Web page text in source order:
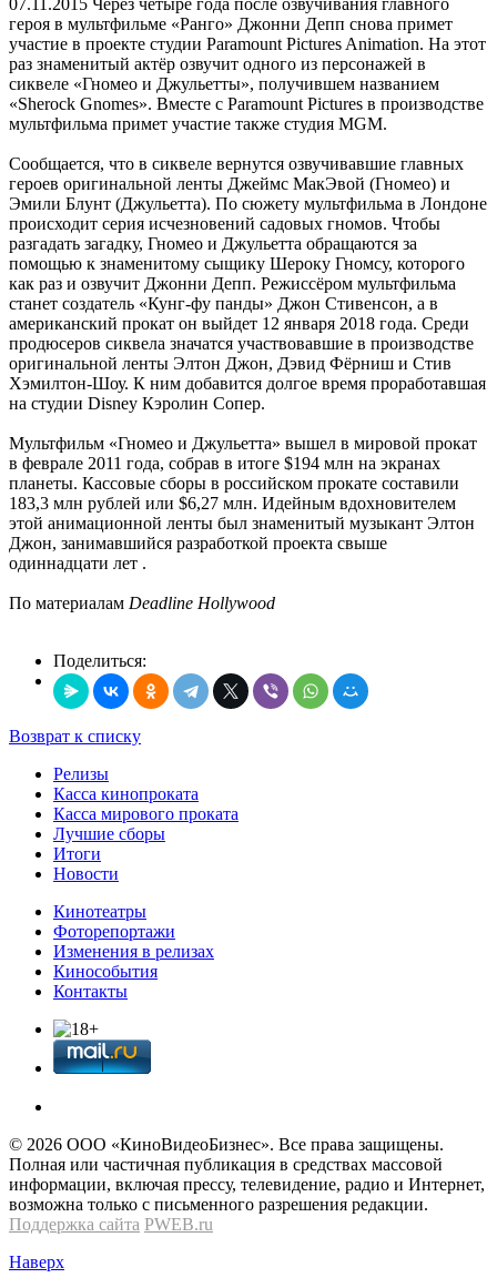
героя в мультфильме «Ранго» Джонни Депп снова примет
участие в проекте студии Paramount Pictures Animation. На этот
раз знаменитый актёр озвучит одного из персонажей в
сиквеле «Гномео и Джульетты», получившем названием
«Sherock Gnomes». Вместе с Paramount Pictures в производстве
мультфильма примет участие также студия MGM.
Сообщается, что в сиквеле вернутся озвучивавшие главных
героев оригинальной ленты Джеймс МакЭвой (Гномео) и
Эмили Блунт (Джульетта). По сюжету мультфильма в Лондоне
происходит серия исчезновений садовых гномов. Чтобы
разгадать загадку, Гномео и Джульетта обращаются за
помощью к знаменитому сыщику Шероку Гномсу, которого
как раз и озвучит Джонни Депп. Режиссёром мультфильма
станет создатель «Кунг-фу панды» Джон Стивенсон, а в
американский прокат он выйдет 12 января 2018 года. Среди
продюсеров сиквела значатся участвовавшие в производстве
оригинальной ленты Элтон Джон, Дэвид Фёрниш и Стив
Хэмилтон-Шоу. К ним добавится долгое время проработавшая
на студии Disney Кэролин Сопер.
Мультфильм «Гномео и Джульетта» вышел в мировой прокат
в феврале 2011 года, собрав в итоге $194 млн на экранах
планеты. Кассовые сборы в российском прокате составили
183,3 млн рублей или $6,27 млн. Идейным вдохновителем
этой анимационной ленты был знаменитый музыкант Элтон
Джон, занимавшийся разработкой проекта свыше
одиннадцати лет .
По материалам Deadline Hollywood
Поделиться:
Возврат к списку
Релизы
Касса кинопроката
Касса мирового проката
Лучшие сборы
Итоги
Новости
Кинотеатры
Фоторепортажи
Изменения в релизах
Кинособытия
Контакты
© 2026 OOО «КиноВидеоБизнес». Все права защищены.
Полная или частичная публикация в средствах массовой
информации, включая прессу, телевидение, радио и Интернет,
возможна только с письменного разрешения редакции.
Поддержка сайта PWEB.ru
Наверх